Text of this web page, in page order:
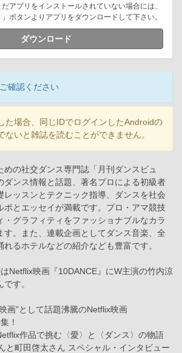
アプリをインストールされていない場合には、
ボタンよりアプリをダウンロードして下さい。
ダウンロード
確認ください
た場合、同じIDでログインしたAndroidの
ないと雑誌を読むことができません。
の社交ダンス専門誌「月刊ダンスビュ
ダンス情報と話題、著名プロによる初級者
レッスンとテクニック指導、ダンスを社会
ポとエッセイが満載です。プロ・アマ競技
・グラフィティをファッショナブルなカラ
す。また、連載企画としてダンス音楽、全
るホテルなどの紹介なども豊富です。
Netflix映画『10DANCE』にW主演の竹内涼
す。
画”として話題沸騰のNetflix映画
！
作品で挑む〈愛〉と〈ダンス〉の物語
と町田啓太さん スペシャル・インタビュー